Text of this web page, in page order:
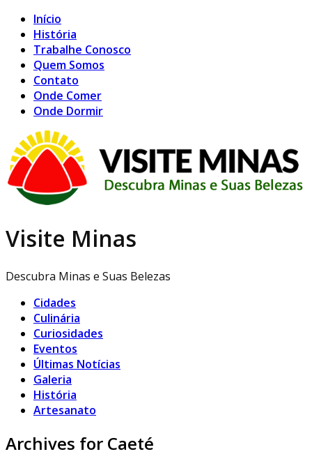
Início
História
Trabalhe Conosco
Quem Somos
Contato
Onde Comer
Onde Dormir
Visite Minas
Descubra Minas e Suas Belezas
Cidades
Culinária
Curiosidades
Eventos
Últimas Notícias
Galeria
História
Artesanato
Archives for Caeté